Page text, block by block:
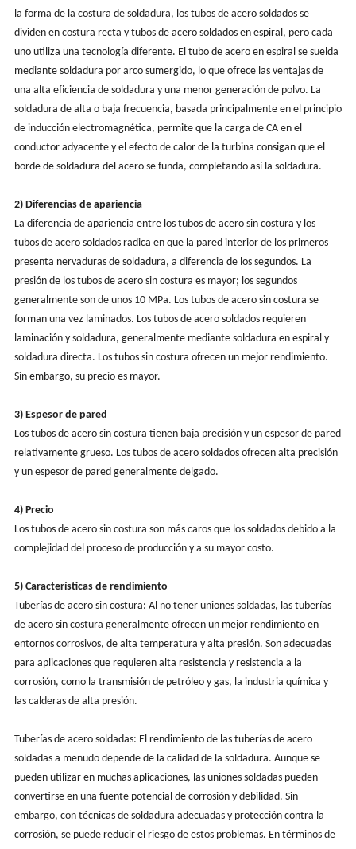
la forma de la costura de soldadura, los tubos de acero soldados se
dividen en costura recta y tubos de acero soldados en espiral, pero cada
uno utiliza una tecnología diferente. El tubo de acero en espiral se suelda
mediante soldadura por arco sumergido, lo que ofrece las ventajas de
una alta eficiencia de soldadura y una menor generación de polvo. La
soldadura de alta o baja frecuencia, basada principalmente en el principio
de inducción electromagnética, permite que la carga de CA en el
conductor adyacente y el efecto de calor de la turbina consigan que el
borde de soldadura del acero se funda, completando así la soldadura.
2) Diferencias de apariencia
La diferencia de apariencia entre los tubos de acero sin costura y los
tubos de acero soldados radica en que la pared interior de los primeros
presenta nervaduras de soldadura, a diferencia de los segundos. La
presión de los tubos de acero sin costura es mayor; los segundos
generalmente son de unos 10 MPa. Los tubos de acero sin costura se
forman una vez laminados. Los tubos de acero soldados requieren
laminación y soldadura, generalmente mediante soldadura en espiral y
soldadura directa. Los tubos sin costura ofrecen un mejor rendimiento.
Sin embargo, su precio es mayor.
3) Espesor de pared
Los tubos de acero sin costura tienen baja precisión y un espesor de pared
relativamente grueso. Los tubos de acero soldados ofrecen alta precisión
y un espesor de pared generalmente delgado.
4) Precio
Los tubos de acero sin costura son más caros que los soldados debido a la
complejidad del proceso de producción y a su mayor costo.
5) Características de rendimiento
Tuberías de acero sin costura: Al no tener uniones soldadas, las tuberías
de acero sin costura generalmente ofrecen un mejor rendimiento en
entornos corrosivos, de alta temperatura y alta presión. Son adecuadas
para aplicaciones que requieren alta resistencia y resistencia a la
corrosión, como la transmisión de petróleo y gas, la industria química y
las calderas de alta presión.
Tuberías de acero soldadas: El rendimiento de las tuberías de acero
soldadas a menudo depende de la calidad de la soldadura. Aunque se
pueden utilizar en muchas aplicaciones, las uniones soldadas pueden
convertirse en una fuente potencial de corrosión y debilidad. Sin
embargo, con técnicas de soldadura adecuadas y protección contra la
corrosión, se puede reducir el riesgo de estos problemas. En términos de